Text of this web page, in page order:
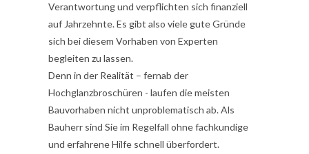
Verantwortung und verpflichten sich finanziell
auf Jahrzehnte. Es gibt also viele gute Gründe
sich bei diesem Vorhaben von Experten
begleiten zu lassen.
Denn in der Realität – fernab der
Hochglanzbroschüren - laufen die meisten
Bauvorhaben nicht unproblematisch ab. Als
Bauherr sind Sie im Regelfall ohne fachkundige
und erfahrene Hilfe schnell überfordert.